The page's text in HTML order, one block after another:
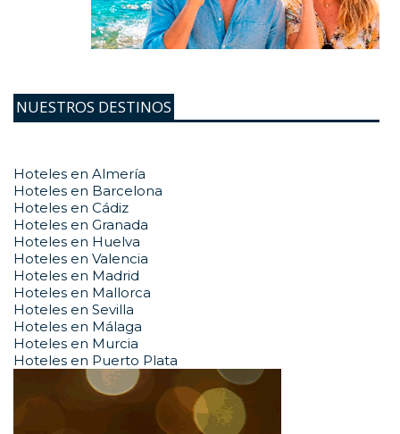
NUESTROS DESTINOS
Hoteles en Almería
Hoteles en Barcelona
Hoteles en Cádiz
Hoteles en Granada
Hoteles en Huelva
Hoteles en Valencia
Hoteles en Madrid
Hoteles en Mallorca
Hoteles en Sevilla
Hoteles en Málaga
Hoteles en Murcia
Hoteles en Puerto Plata